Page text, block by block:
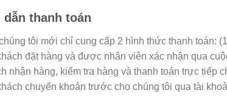
thanh toán
tôi mới chỉ cung cấp 2 hình thức thanh toán:
đặt hàng và được nhân viên xác nhận qua
nhận hàng, kiểm tra hàng và thanh toán trực tiếp
chuyển khoản trước cho chúng tôi qua tài